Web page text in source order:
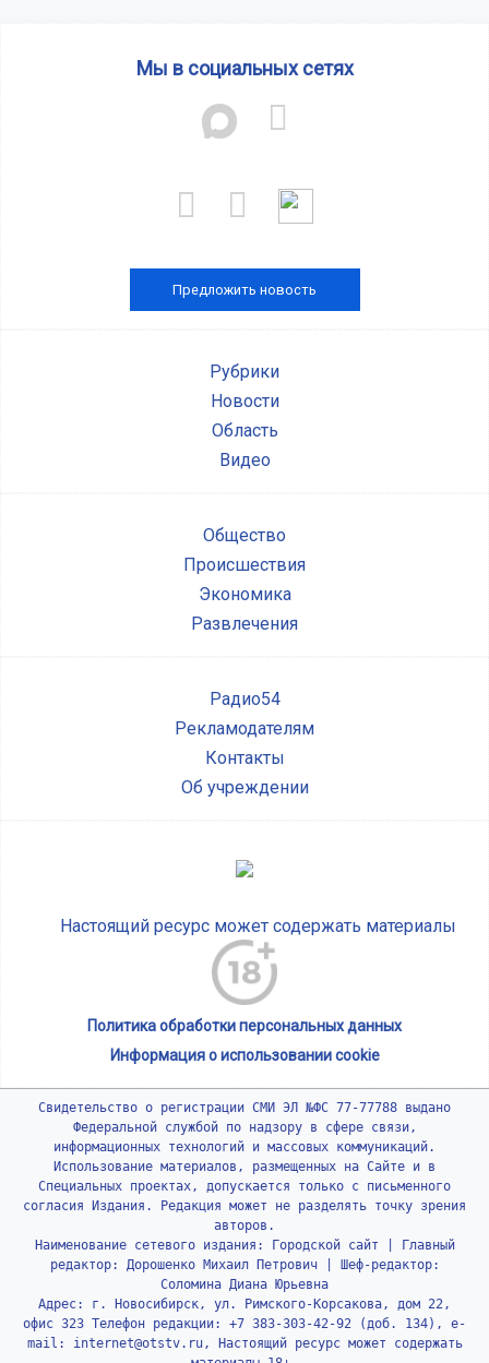
Мы в социальных сетях
Предложить новость
Рубрики
Новости
Область
Видео
Общество
Происшествия
Экономика
Развлечения
Радио54
Рекламодателям
Контакты
Об учреждении
Настоящий ресурс может содержать материалы
Политика обработки персональных данных
Информация о использовании cookie
Свидетельство о регистрации СМИ ЭЛ №ФС 77-77788 выдано
Федеральной службой по надзору в сфере связи,
информационных технологий и массовых коммуникаций.
Использование материалов, размещенных на Сайте и в
Специальных проектах, допускается только с письменного
согласия Издания. Редакция может не разделять точку зрения
авторов.
Наименование сетевого издания: Городской сайт | Главный
редактор: Дорошенко Михаил Петрович | Шеф-редактор:
Соломина Диана Юрьевна
Адрес: г. Новосибирск, ул. Римского-Корсакова, дом 22,
офис 323 Телефон редакции: +7 383-303-42-92 (доб. 134), e-
mail: internet@otstv.ru, Настоящий ресурс может содержать